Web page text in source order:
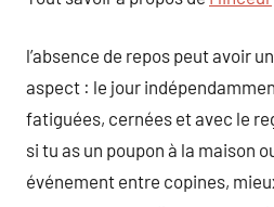
l’absence de repos peut avoir
aspect : le jour
fatiguées, cernées et avec le
si tu as un poupon à la maison
événement entre copines,